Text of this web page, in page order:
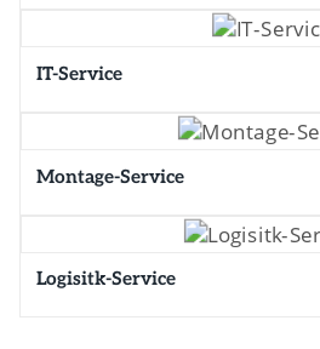
IT-Service
Montage-Service
Logisitk-Service